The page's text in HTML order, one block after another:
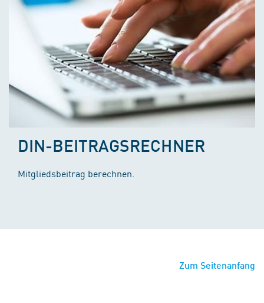
DIN-BEITRAGSRECHNER
Mitgliedsbeitrag berechnen.
Zum Seitenanfang